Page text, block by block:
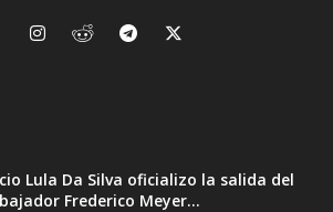
Lula Da Silva oficializo la salida del
Frederico Meyer...